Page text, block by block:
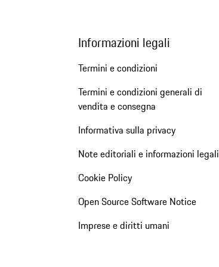
Informazioni legali
Termini e condizioni
Termini e condizioni generali di
vendita e consegna
Informativa sulla privacy
Note editoriali e informazioni legali
Cookie Policy
Open Source Software Notice
Imprese e diritti umani